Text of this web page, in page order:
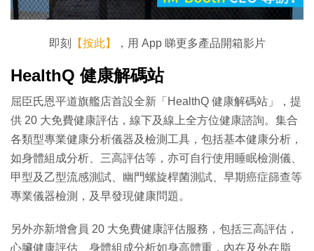
影
片
即刻 【按此】 ，用 App 睇更多產品開箱影片
HealthQ 健康解碼站
屈臣氏恩平道旗艦店首設全新「HealthQ 健康解碼站」，提
供 20 大免費健康評估，線下及線上全方位健康諮詢。集合
各類型專業健康分析儀器及檢測工具，包括基本健康分析，
如身體組成分析、三高評估等，亦可自行使用睡眠檢測儀、
甲型及乙型流感測試、幽門螺旋桿菌測試、早期癌症篩查等
專業儀器檢測，及早發現健康問題。
另外亦新增會員 20 大免費健康評估服務，包括三高評估，
心臟健康評估、身體組成分析如身高體重，內在及外在脂